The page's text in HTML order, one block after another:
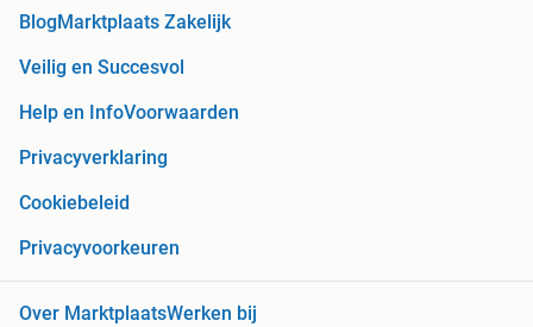
Blog Marktplaats Zakelijk
Veilig en Succesvol
Help en InfoVoorwaarden
Privacyverklaring
Cookiebeleid
Privacyvoorkeuren
Over MarktplaatsWerken bij